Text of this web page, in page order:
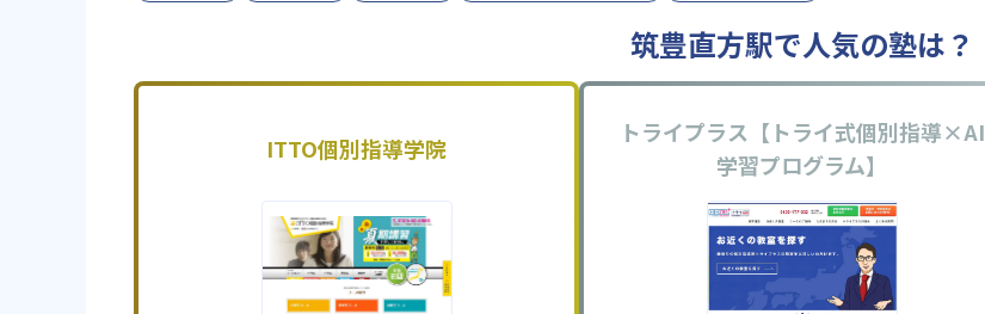
筑豊直方駅で人気の塾は？
ITTO個別指導学院
トライプラス【トライ式個別指導×AI
学習プログラム】